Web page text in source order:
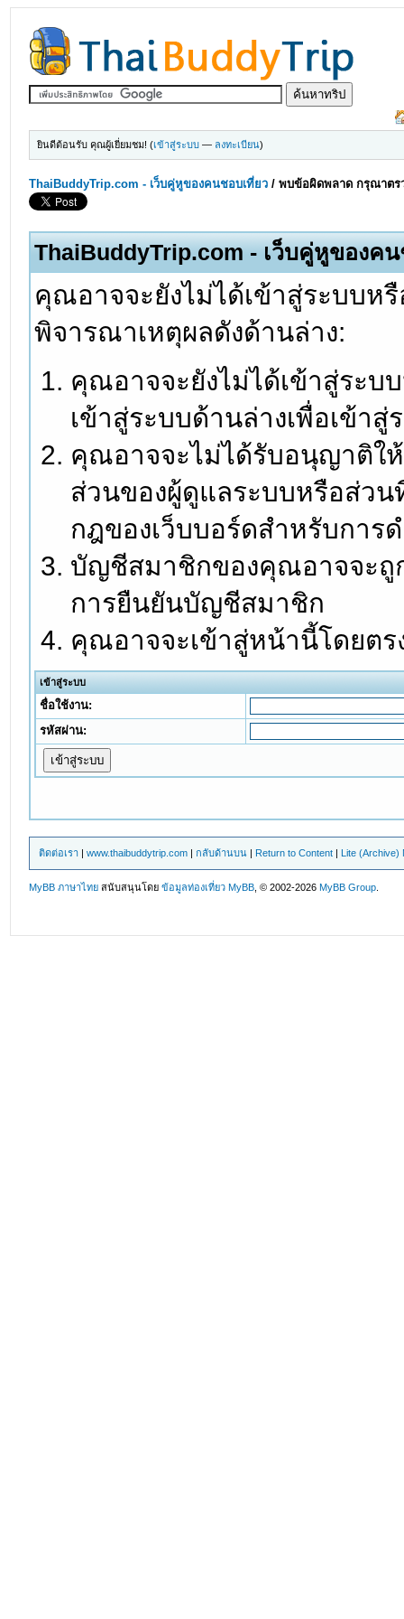
ยินดีต้อนรับ คุณผู้เยี่ยมชม! (เข้าสู่ระบบ — ลงทะเบียน)
ThaiBuddyTrip.com - เว็บคู่หูของคนชอบเที่ยว /พบข้อผิดพลาด กรุณาตร
ThaiBuddyTrip.com - เว็บคู่หูของค
คุณอาจจะยังไม่ได้เข้าสู่ระบบ
พิจารณาเหตุผลดังด้านล่าง:
คุณอาจจะยังไม่ได้เข้าสู่ระบ
เข้าสู่ระบบด้านล่างเพื่อเข้า
คุณอาจจะไม่ได้รับอนุญาติใ
ส่วนของผู้ดูแลระบบหรือส่ว
กฎของเว็บบอร์ดสำหรับการ
บัญชีสมาชิกของคุณอาจจะถู
การยืนยันบัญชีสมาชิก
คุณอาจจะเข้าสู่หน้านี้โดยต
เข้าสู่ระบบ
ชื่อใช้งาน:
รหัสผ่าน:
ติดต่อเรา |www.thaibuddytrip.com |กลับด้านบน | Return to Content | Lite (Archive)
MyBB ภาษาไทย สนับสนุนโดยข้อมูลท่องเที่ยว MyBB , © 2002-2026MyBB Group